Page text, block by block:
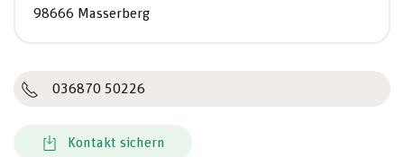
98666 Masserberg
036870 50226
Kontakt sichern